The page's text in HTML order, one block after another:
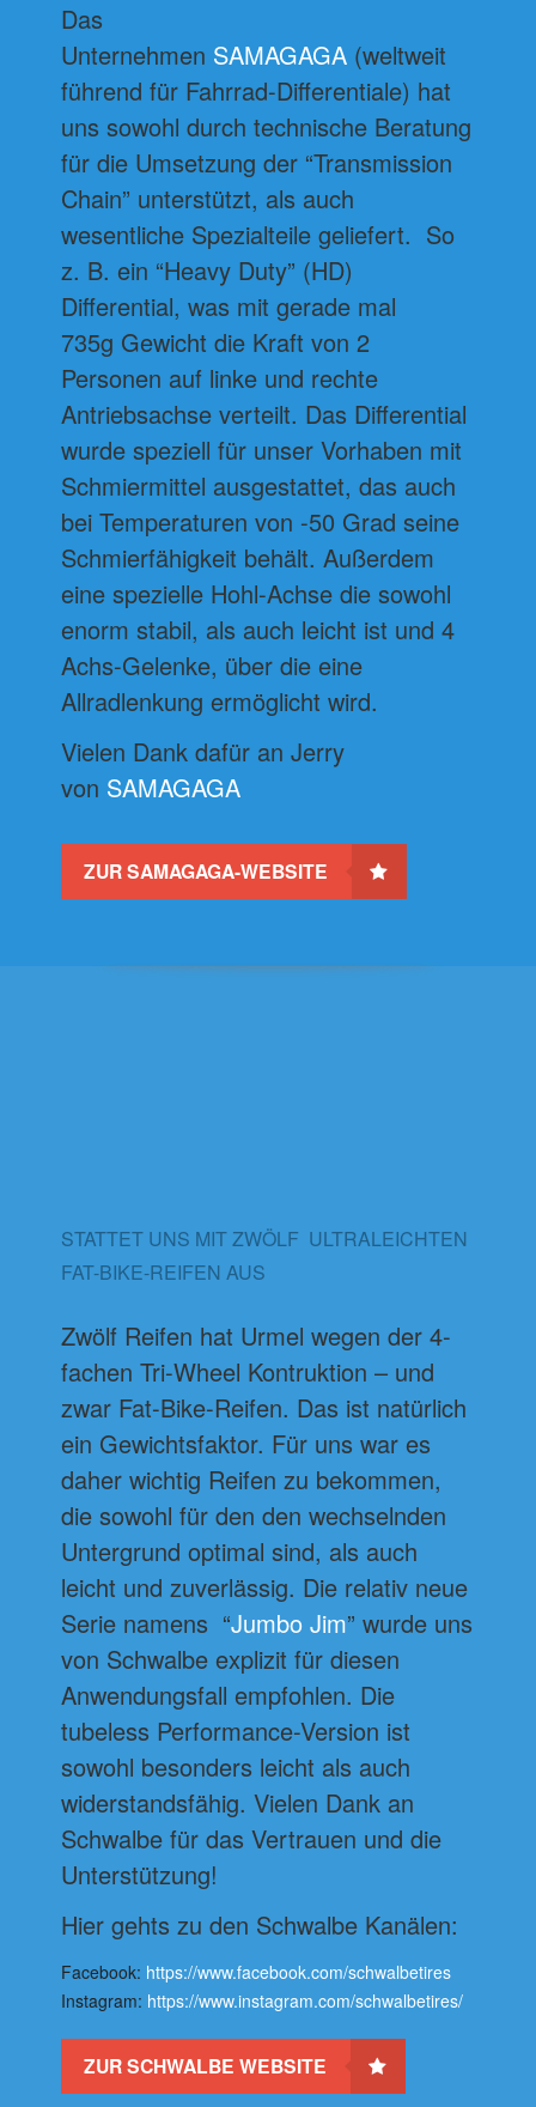
Das
Unternehmen SAMAGAGA(weltweit
führend für Fahrrad-Differentiale) hat
uns sowohl durch technische Beratung
für die Umsetzung der “Transmission
Chain” unterstützt, als auch
wesentliche Spezialteile geliefert. So
z. B. ein “Heavy Duty” (HD)
Differential, was mit gerade mal
735g Gewicht die Kraft von 2
Personen auf linke und rechte
Antriebsachse verteilt. Das Differential
wurde speziell für unser Vorhaben mit
Schmiermittel ausgestattet, das auch
bei Temperaturen von -50 Grad seine
Schmierfähigkeit behält. Außerdem
eine spezielle Hohl-Achse die sowohl
enorm stabil, als auch leicht ist und 4
Achs-Gelenke, über die eine
Allradlenkung ermöglicht wird.
Vielen Dank dafür an Jerry
von SAMAGAGA
ZUR SAMAGAGA-WEBSITE
STATTET UNS MIT ZWÖLF ULTRALEICHTEN
FAT-BIKE-REIFEN AUS
Zwölf Reifen hat Urmel wegen der 4-
fachen Tri-Wheel Kontruktion – und
zwar Fat-Bike-Reifen. Das ist natürlich
ein Gewichtsfaktor. Für uns war es
daher wichtig Reifen zu bekommen,
die sowohl für den den wechselnden
Untergrund optimal sind, als auch
leicht und zuverlässig. Die relativ neue
Serie namens “Jumbo Jim” wurde uns
von Schwalbe explizit für diesen
Anwendungsfall empfohlen. Die
tubeless Performance-Version ist
sowohl besonders leicht als auch
widerstandsfähig. Vielen Dank an
Schwalbe für das Vertrauen und die
Unterstützung!
Hier gehts zu den Schwalbe Kanälen:
Facebook: https://www.facebook.com/schwalbetires
Instagram: https://www.instagram.com/schwalbetires/
ZUR SCHWALBE WEBSITE